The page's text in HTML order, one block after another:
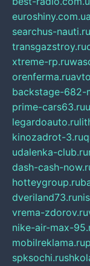
euroshiny.com.ua
searchus-nauti.ru
transgazstroy.ru
xtreme-rp.ru
orenferma.ru
backstage-682-
prime-cars63.ru
legardoauto.ru
kinozadrot-3.ru
udalenka-club.ru
dash-cash-
hotteygroup.ru
dveriland73.ru
vrema-zdorov.ru
nike-air-max-
mobilreklama.ru
spksochi.ru